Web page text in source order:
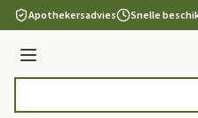
Ga naar de inhoud
Apothekersadvies Snelle
Menu